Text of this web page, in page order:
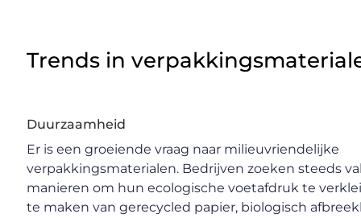
Trends in
Duurzaamheid
Er is een groeiende vraag naar milieuvriendelijke
verpakkingsmaterialen. Bedrijven zoeken steeds
manieren om hun ecologische voetafdruk te
te maken van gerecycled papier, biologisch